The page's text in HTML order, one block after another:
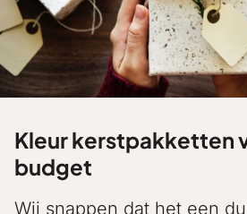
Kleur kerstpakketten
budget
Wij snappen dat het een